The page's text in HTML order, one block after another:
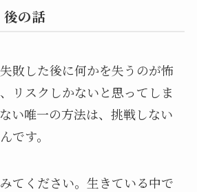
の話
敗した後に何かを失うのが怖
リスクしかないと思ってしま
い唯一の方法は、挑戦しない
です。
てください。生きている中で